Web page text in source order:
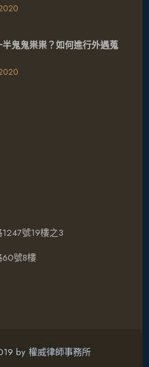
半鬼鬼祟祟？如何進行外遇蒐
號19樓之3
60號8樓
by 權威律師事務所